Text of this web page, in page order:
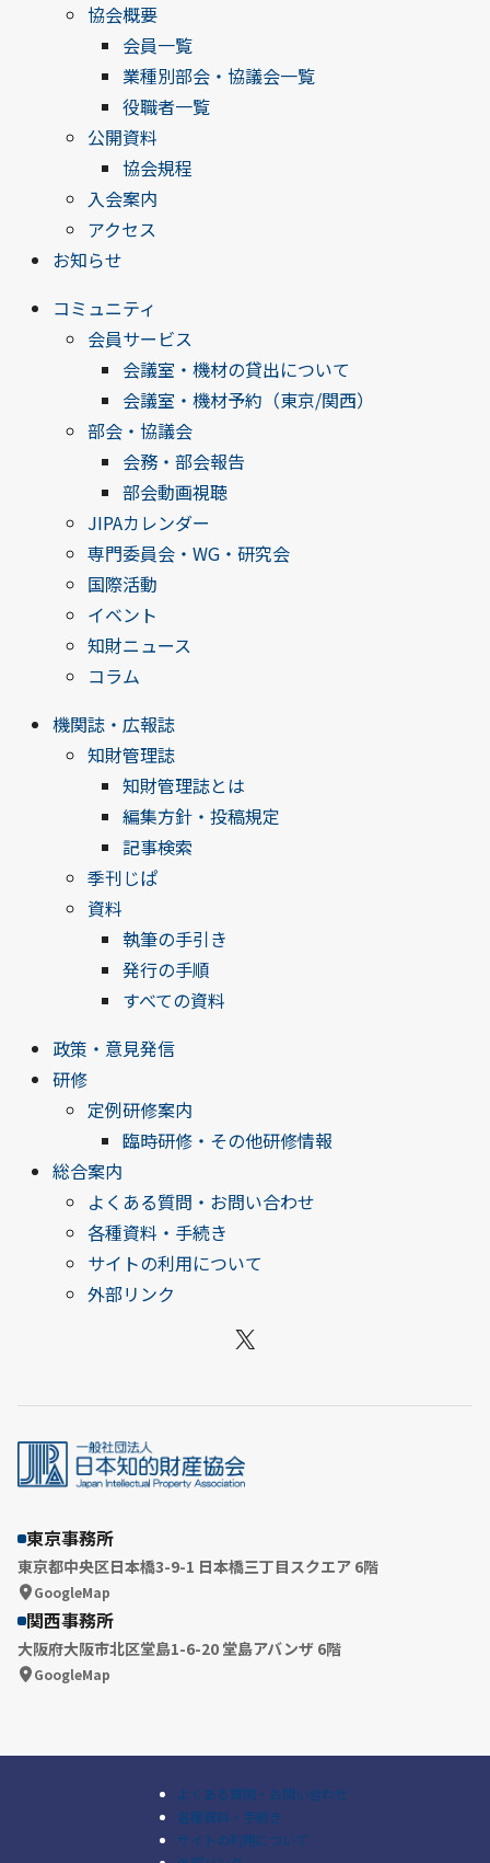
協会概要
会員一覧
業種別部会・協議会一覧
役職者一覧
公開資料
協会規程
入会案内
アクセス
お知らせ
コミュニティ
会員サービス
会議室・機材の貸出について
会議室・機材予約（東京/関西）
部会・協議会
会務・部会報告
部会動画視聴
JIPAカレンダー
専門委員会・WG・研究会
国際活動
イベント
知財ニュース
コラム
機関誌・広報誌
知財管理誌
知財管理誌とは
編集方針・投稿規定
記事検索
季刊じぱ
資料
執筆の手引き
発行の手順
すべての資料
政策・意見発信
研修
定例研修案内
臨時研修・その他研修情報
総合案内
よくある質問・お問い合わせ
各種資料・手続き
サイトの利用について
外部リンク
X
東京事務所
東京都中央区日本橋3-9-1 日本橋三丁目スクエア 6階
GoogleMap
関西事務所
大阪府大阪市北区堂島1-6-20 堂島アバンザ 6階
GoogleMap
よくある質問・お問い合わせ
各種資料・手続き
サイトの利用について